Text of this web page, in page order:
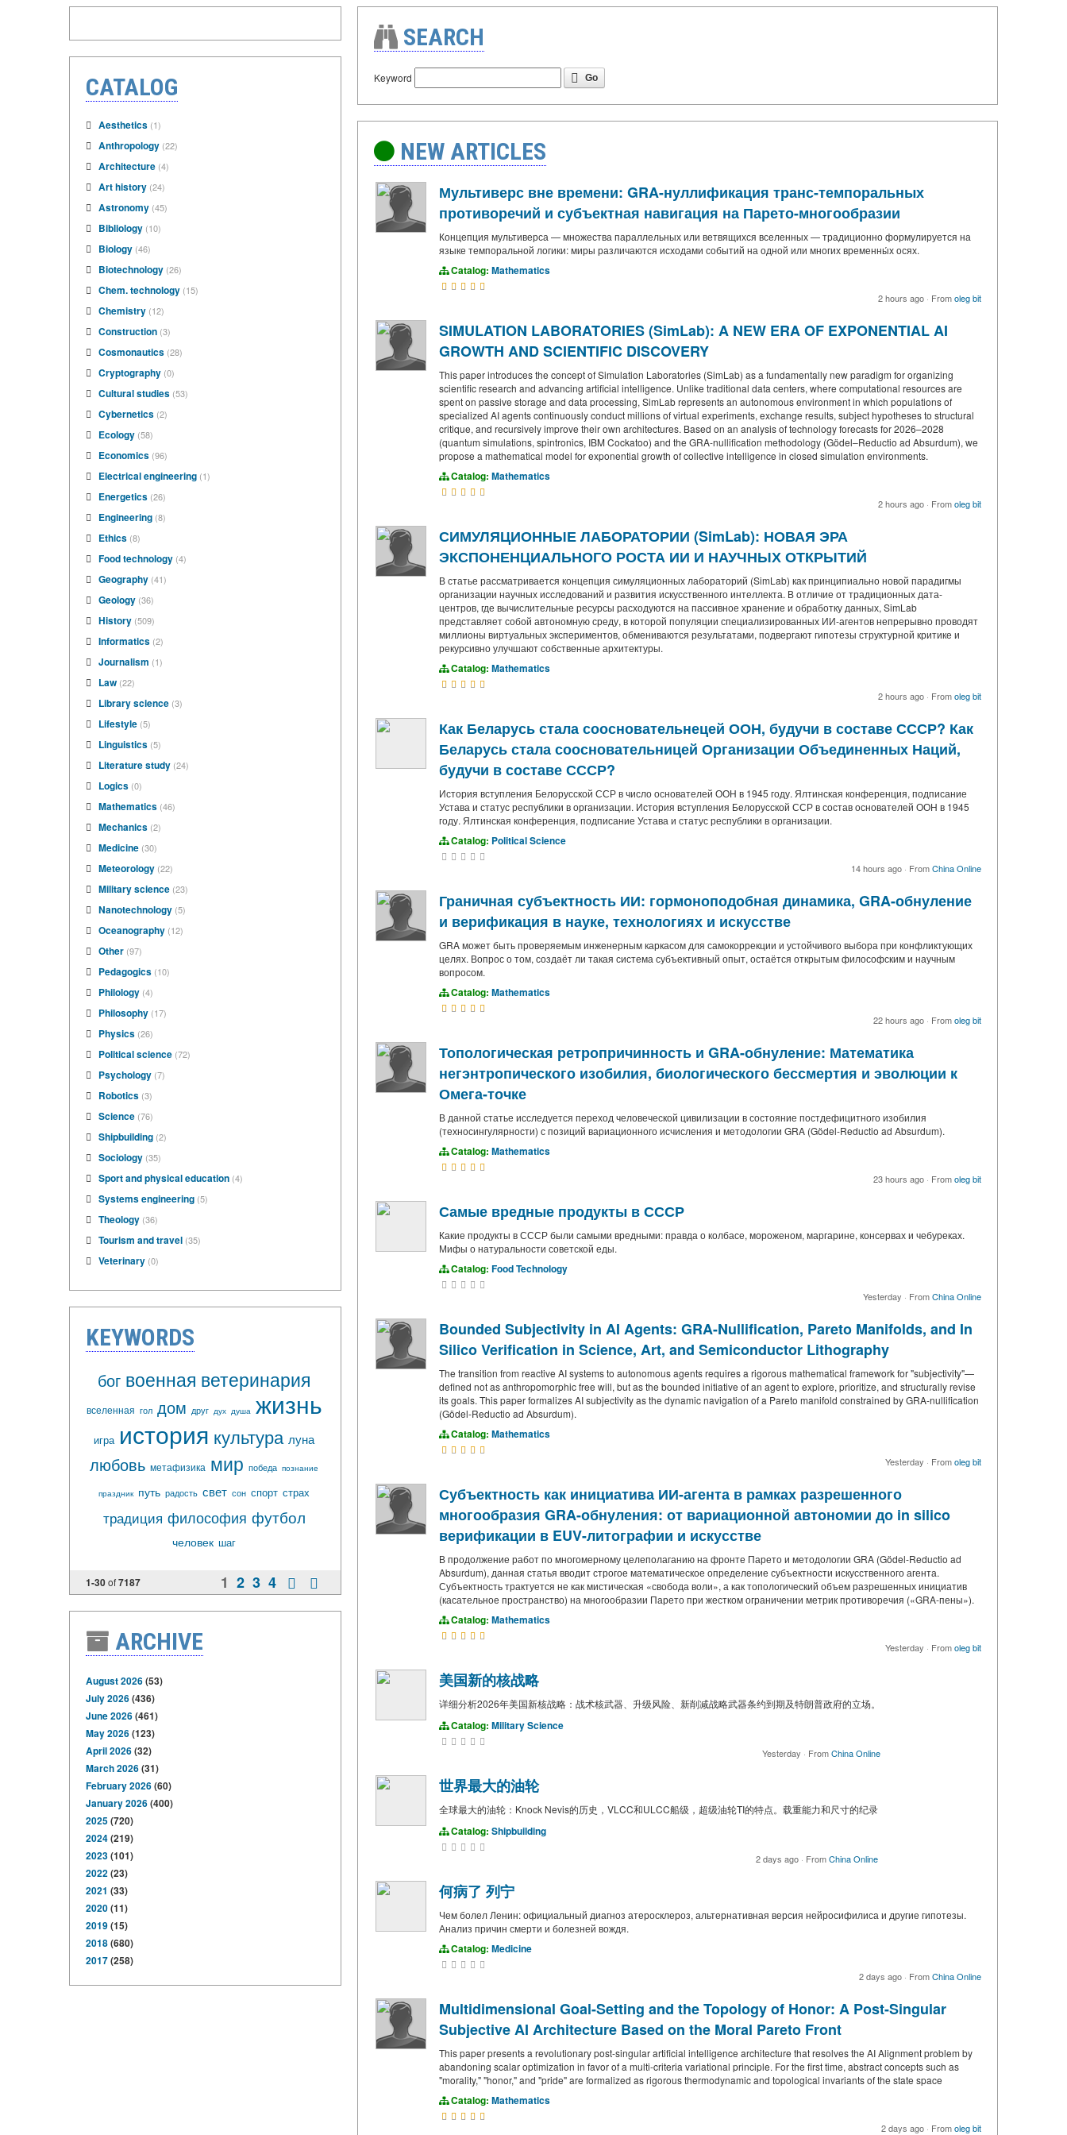
CATALOG
Aesthetics (1)
Anthropology (22)
Architecture (4)
Art history (24)
Astronomy (45)
Bibliology (10)
Biology (46)
Biotechnology (26)
Chem. technology (15)
Chemistry (12)
Construction (3)
Cosmonautics (28)
Cryptography (0)
Cultural studies (53)
Cybernetics (2)
Ecology (58)
Economics (96)
Electrical engineering (1)
Energetics (26)
Engineering (8)
Ethics (8)
Food technology (4)
Geography (41)
Geology (36)
History (509)
Informatics (2)
Journalism (1)
Law (22)
Library science (3)
Lifestyle (5)
Linguistics (5)
Literature study (24)
Logics (0)
Mathematics (46)
Mechanics (2)
Medicine (30)
Meteorology (22)
Military science (23)
Nanotechnology (5)
Oceanography (12)
Other (97)
Pedagogics (10)
Philology (4)
Philosophy (17)
Physics (26)
Political science (72)
Psychology (7)
Robotics (3)
Science (76)
Shipbuilding (2)
Sociology (35)
Sport and physical education (4)
Systems engineering (5)
Theology (36)
Tourism and travel (35)
Veterinary (0)
KEYWORDS
бог военная ветеринария
вселенная гол дом друг дух душа жизнь
игра история культура луна
любовь метафизика мир победа познание
праздник путь радость свет сон спорт страх
традиция философия футбол
человек шаг
1-30of7187 1 2 3 4
ARCHIVE
August 2026(53)
July 2026(436)
June 2026(461)
May 2026(123)
April 2026(32)
March 2026(31)
February 2026(60)
January 2026(400)
2025(720)
2024(219)
2023(101)
2022(23)
2021 (33)
2020(11)
2019(15)
2018(680)
2017(258)
SEARCH
Keyword Go
NEW ARTICLES
Мультиверс вне времени: GRA-нуллификация транс-темпоральных
противоречий и субъектная навигация на Парето-многообразии
Концепция мультиверса — множества параллельных или ветвящихся вселенных — традиционно формулируется на
языке темпоральной логики: миры различаются исходами событий на одной или многих временны́х осях.
Catalog: Mathematics
2 hours ago · Fromoleg bit
SIMULATION LABORATORIES (SimLab): A NEW ERA OF EXPONENTIAL AI
GROWTH AND SCIENTIFIC DISCOVERY
This paper introduces the concept of Simulation Laboratories (SimLab) as a fundamentally new paradigm for organizing
scientific research and advancing artificial intelligence. Unlike traditional data centers, where computational resources are
spent on passive storage and data processing, SimLab represents an autonomous environment in which populations of
specialized AI agents continuously conduct millions of virtual experiments, exchange results, subject hypotheses to structural
critique, and recursively improve their own architectures. Based on an analysis of technology forecasts for 2026–2028
(quantum simulations, spintronics, IBM Cockatoo) and the GRA-nullification methodology (Gödel–Reductio ad Absurdum), we
propose a mathematical model for exponential growth of collective intelligence in closed simulation environments.
Catalog: Mathematics
2 hours ago · Fromoleg bit
СИМУЛЯЦИОННЫЕ ЛАБОРАТОРИИ (SimLab): НОВАЯ ЭРА
ЭКСПОНЕНЦИАЛЬНОГО РОСТА ИИ И НАУЧНЫХ ОТКРЫТИЙ
В статье рассматривается концепция симуляционных лабораторий (SimLab) как принципиально новой парадигмы
организации научных исследований и развития искусственного интеллекта. В отличие от традиционных дата-
центров, где вычислительные ресурсы расходуются на пассивное хранение и обработку данных, SimLab
представляет собой автономную среду, в которой популяции специализированных ИИ-агентов непрерывно проводят
миллионы виртуальных экспериментов, обмениваются результатами, подвергают гипотезы структурной критике и
рекурсивно улучшают собственные архитектуры.
Catalog: Mathematics
2 hours ago · Fromoleg bit
Как Беларусь стала соосновательнецей ООН, будучи в составе СССР? Как
Беларусь стала соосновательницей Организации Объединенных Наций,
будучи в составе СССР?
История вступления Белорусской ССР в число основателей ООН в 1945 году. Ялтинская конференция, подписание
Устава и статус республики в организации. История вступления Белорусской ССР в состав основателей ООН в 1945
году. Ялтинская конференция, подписание Устава и статус республики в организации.
Catalog: Political Science
14 hours ago · FromChina Online
Граничная субъектность ИИ: гормоноподобная динамика, GRA-обнуление
и верификация в науке, технологиях и искусстве
GRA может быть проверяемым инженерным каркасом для самокоррекции и устойчивого выбора при конфликтующих
целях. Вопрос о том, создаёт ли такая система субъективный опыт, остаётся открытым философским и научным
вопросом.
Catalog: Mathematics
22 hours ago · Fromoleg bit
Топологическая ретропричинность и GRA-обнуление: Математика
негэнтропического изобилия, биологического бессмертия и эволюции к
Омега-точке
В данной статье исследуется переход человеческой цивилизации в состояние постдефицитного изобилия
(техносингулярности) с позиций вариационного исчисления и методологии GRA (Gödel-Reductio ad Absurdum).
Catalog: Mathematics
23 hours ago · Fromoleg bit
Самые вредные продукты в СССР
Какие продукты в СССР были самыми вредными: правда о колбасе, мороженом, маргарине, консервах и чебуреках.
Мифы о натуральности советской еды.
Catalog: Food Technology
Yesterday · FromChina Online
Bounded Subjectivity in AI Agents: GRA-Nullification, Pareto Manifolds, and In
Silico Verification in Science, Art, and Semiconductor Lithography
The transition from reactive AI systems to autonomous agents requires a rigorous mathematical framework for "subjectivity"—
defined not as anthropomorphic free will, but as the bounded initiative of an agent to explore, prioritize, and structurally revise
its goals. This paper formalizes AI subjectivity as the dynamic navigation of a Pareto manifold constrained by GRA-nullification
(Gödel-Reductio ad Absurdum).
Catalog: Mathematics
Yesterday · Fromoleg bit
Субъектность как инициатива ИИ-агента в рамках разрешенного
многообразия GRA-обнуления: от вариационной автономии до in silico
верификации в EUV-литографии и искусстве
В продолжение работ по многомерному целеполаганию на фронте Парето и методологии GRA (Gödel-Reductio ad
Absurdum), данная статья вводит строгое математическое определение субъектности искусственного агента.
Субъектность трактуется не как мистическая «свобода воли», а как топологический объем разрешенных инициатив
(касательное пространство) на многообразии Парето при жестком ограничении метрик противоречия («GRA-пены»).
Catalog: Mathematics
Yesterday · Fromoleg bit
美国新的核战略
详细分析2026年美国新核战略：战术核武器、升级风险、新削减战略武器条约到期及特朗普政府的立场。
Catalog: Military Science
Yesterday · FromChina Online
世界最大的油轮
全球最大的油轮：Knock Nevis的历史，VLCC和ULCC船级，超级油轮TI的特点。载重能力和尺寸的纪录
Catalog: Shipbuilding
2 days ago · FromChina Online
何病了 列宁
Чем болел Ленин: официальный диагноз атеросклероз, альтернативная версия нейросифилиса и другие гипотезы.
Анализ причин смерти и болезней вождя.
Catalog: Medicine
2 days ago · FromChina Online
Multidimensional Goal-Setting and the Topology of Honor: A Post-Singular
Subjective AI Architecture Based on the Moral Pareto Front
This paper presents a revolutionary post-singular artificial intelligence architecture that resolves the AI Alignment problem by
abandoning scalar optimization in favor of a multi-criteria variational principle. For the first time, abstract concepts such as
"morality," "honor," and "pride" are formalized as rigorous thermodynamic and topological invariants of the state space
Catalog: Mathematics
2 days ago · Fromoleg bit